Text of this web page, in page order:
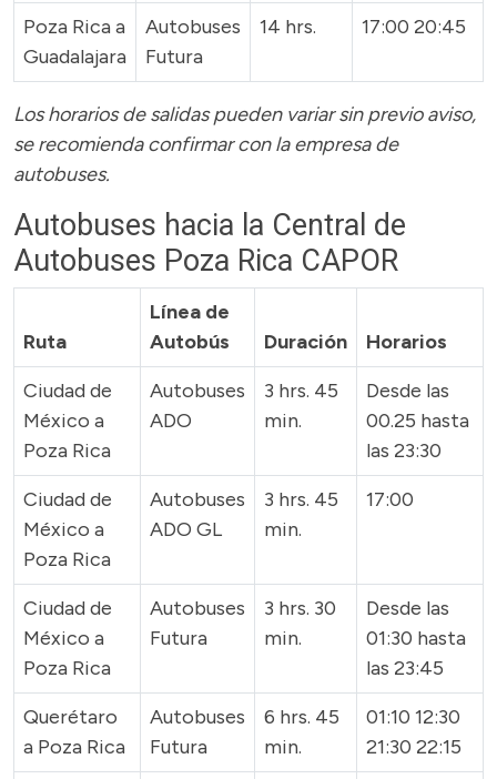
Poza Rica a
Guadalajara
Autobuses
Futura
14 hrs. 17:00 20:45
Los horarios de salidas pueden variar sin previo aviso,
se recomienda confirmar con la empresa de
autobuses.
Autobuses hacia la Central de
Autobuses Poza Rica CAPOR
Ruta
Línea de
Autobús
Duración
Horarios
Ciudad de
México a
Poza Rica
Autobuses
ADO
3 hrs. 45
min.
Desde las
00.25 hasta
las 23:30
Ciudad de
México a
Poza Rica
Autobuses
ADO GL
3 hrs. 45
min.
17:00
Ciudad de
México a
Poza Rica
Autobuses
Futura
3 hrs. 30
min.
Desde las
01:30 hasta
las 23:45
Querétaro
a Poza Rica
Autobuses
Futura
6 hrs. 45
min.
01:10 12:30
21:30 22:15